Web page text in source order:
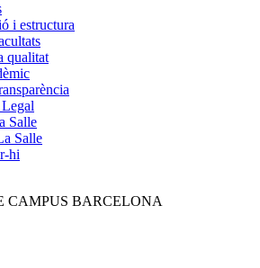
i estructura
qualitat
Salle
Salle
hi
CAMPUS BARCELONA